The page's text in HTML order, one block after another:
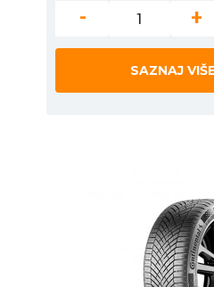
- +
SAZNAJ